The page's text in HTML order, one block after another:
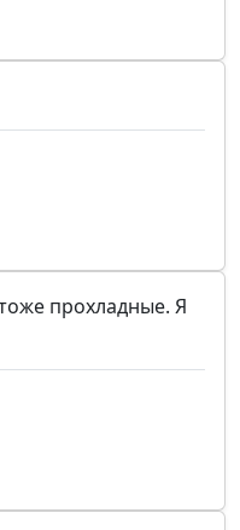
прохладные. Я